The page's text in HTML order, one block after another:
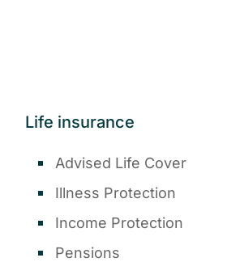
Life insurance
Advised Life Cover
Illness Protection
Income Protection
Pensions